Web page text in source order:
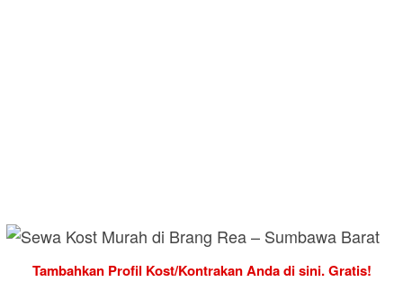
Tambahkan Profil Kost/Kontrakan Anda di sini. Gratis!